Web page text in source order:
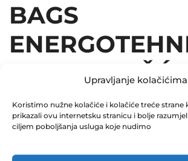
Upravljanje kolačićima
Koristimo nužne kolačiće i kolačiće treće strane
prikazali ovu internetsku stranicu i bolje
ciljem poboljšanja usluga koje nudimo
BAGS
D.D. VOGOŠĆA
30.06.2015
December 31, 2015